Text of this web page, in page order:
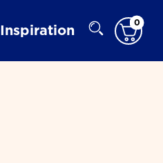
Inspiration 0